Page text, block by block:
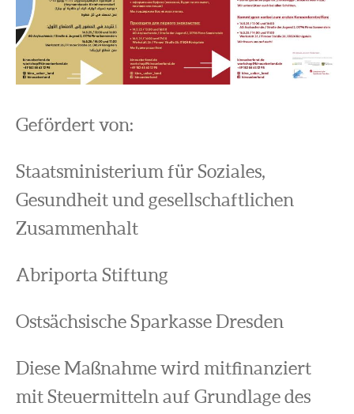
Gefördert von:
Staatsministerium für Soziales,
Gesundheit und gesellschaftlichen
Zusammenhalt
Abriporta Stiftung
Ostsächsische Sparkasse Dresden
Diese Maßnahme wird mitfinanziert
mit Steuermitteln auf Grundlage des